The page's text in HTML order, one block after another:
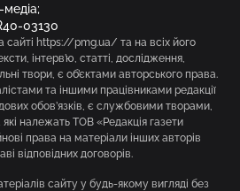
03130
сайті https://pmg.ua/ та на всіх його
інтерв’ю, статті, дослідження,
твори, є об’єктами авторського права.
та іншими працівниками редакції
обов’язків, є службовими творами,
належать ТОВ «Редакція газети
права на матеріали інших авторів
відповідних договорів.
сайту у будь-якому вигляді без